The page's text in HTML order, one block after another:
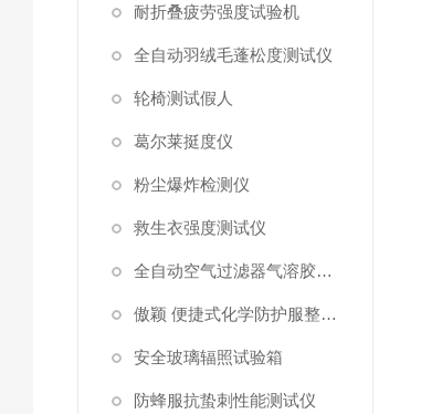
耐折叠疲劳强度试验机
全自动羽绒毛蓬松度测试仪
轮椅测试假人
葛尔莱挺度仪
粉尘爆炸检测仪
救生衣强度测试仪
全自动空气过滤器气溶胶细菌截留测试仪
傲颖 便捷式化学防护服整体气密性测试仪
安全玻璃辐照试验箱
防蜂服抗蛰刺性能测试仪